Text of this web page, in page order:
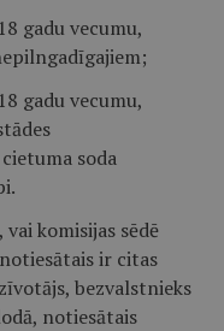
gadu vecumu,
gadu vecumu,
soda
komisijas sēdē
ir citas
bezvalstnieks
notiesātais